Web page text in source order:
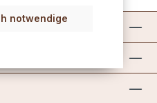
notwendige